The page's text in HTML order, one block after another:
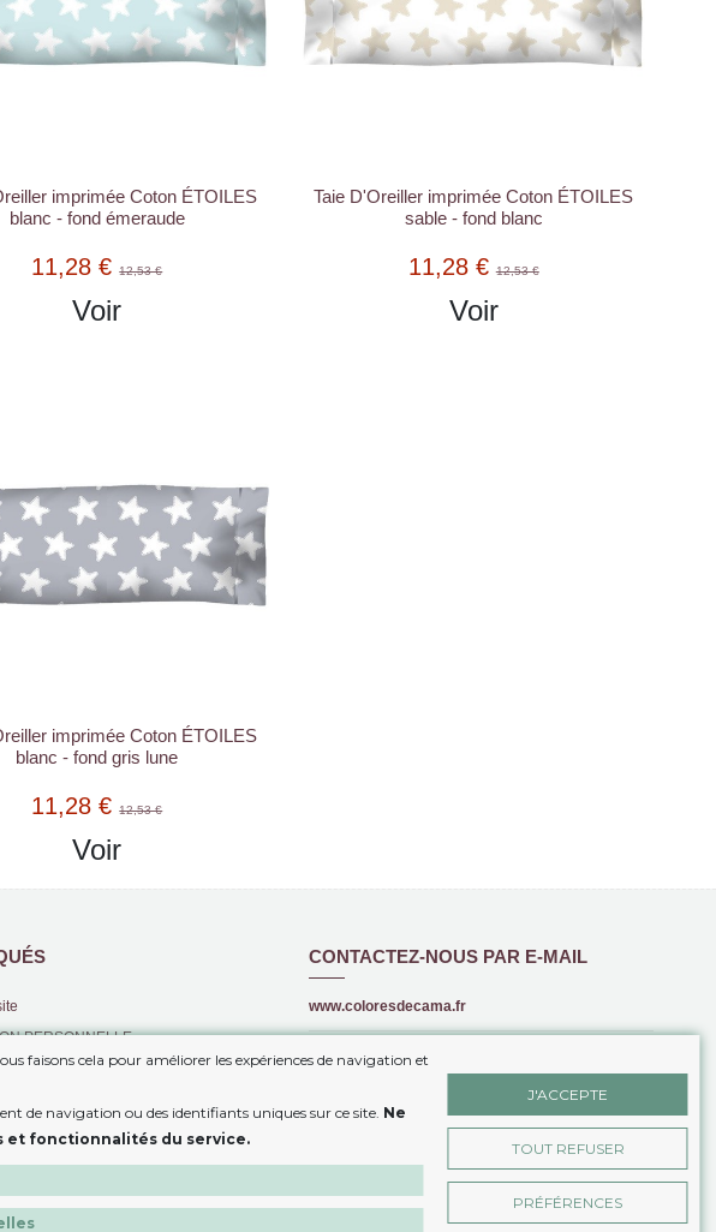
imprimée Coton ÉTOILES
blanc - fond émeraude
11,28 €12,53 €
Voir
Taie D'Oreiller imprimée Coton ÉTOILES
sable - fond blanc
11,28 €12,53 €
Voir
imprimée Coton ÉTOILES
blanc - fond gris lune
11,28 €12,53 €
Voir
PERSONNELLE
Produits
EN MATIÈRE DE COOKIES
DE VENTE ET DE CONTRAT
CONTACTEZ-NOUS PAR E-MAIL
www.coloresdecama.fr
Boutique on-line de Linge de Maison
faisons cela pour améliorer les expériences de navigation et
de navigation ou des identifiants uniques sur ce site. Ne
fonctionnalités du service.
J'ACCEPTE
TOUT REFUSER
PRÉFÉRENCES